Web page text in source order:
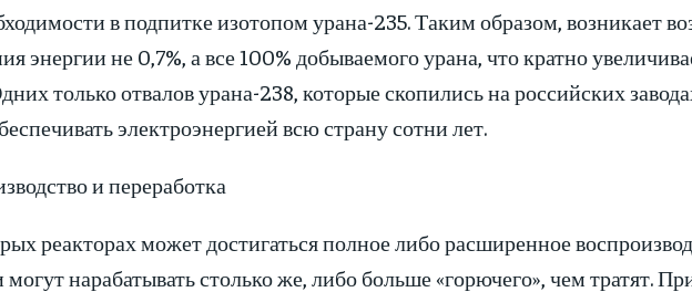
в подпитке изотопом урана-235. Таким образом, возникает
энергии не 0,7%, а все 100% добываемого урана, что кратно
только отвалов урана-238, которые скопились на российских
электроэнергией всю страну сотни лет.
и переработка
реакторах может достигаться полное либо расширенное
могут нарабатывать столько же, либо больше «горючего», чем тратят.